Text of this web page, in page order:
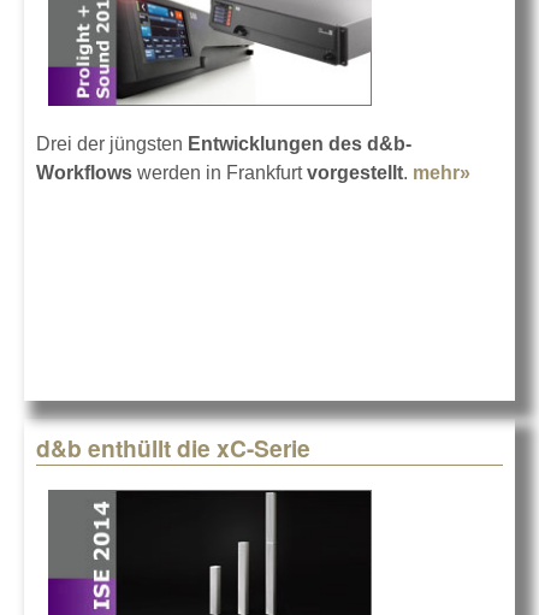
Drei der jüngsten Entwicklungen des d&b-
Workflows werden in Frankfurtvorgestellt. mehr»
d&b enthüllt die xC-Serie